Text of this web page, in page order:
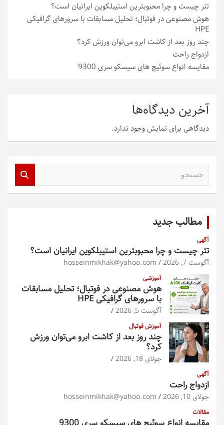
تتر چیست و چرا محبوبترین استیبلکوین ایرانیان است؟
هوش مصنوعی در فوتبال؛ تحلیل مسابقات با سرورهای گرافیکی
HPE
چند روز بعد از کاشت ابرو می‌توان ورزش کرد؟
ازدواج راحت
مقایسه انواع سوئیچ های سیسکو سری 9300
آخرین دیدگاه‌ها
دیدگاهی برای نمایش وجود ندارد.
مطالب جدید
آگهی
تتر چیست و چرا محبوبترین استیبلکوین ایرانیان است؟
آگوست 7, 2026 hosseinmikhak@yahoo.com
آموزشی
هوش مصنوعی در فوتبال؛ تحلیل مسابقات
با سرورهای گرافیکی HPE
آگوست 5, 2026
آموزش فوتبال
چند روز بعد از کاشت ابرو می‌توان ورزش
کرد؟
جولای 18, 2026
آگهی
ازدواج راحت
جولای 10, 2026 hosseinmikhak@yahoo.com
مقالات